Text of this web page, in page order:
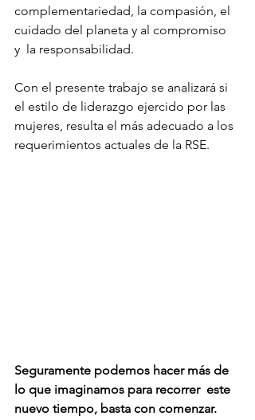
complementariedad, la compasión, el
cuidado del planeta y al compromiso
y  la responsabilidad.
Con el presente trabajo se analizará si
el estilo de liderazgo ejercido por las
mujeres, resulta el más adecuado a los
requerimientos actuales de la RSE.
Seguramente podemos hacer más de
lo que imaginamos para recorrer  este
nuevo tiempo, basta con comenzar.